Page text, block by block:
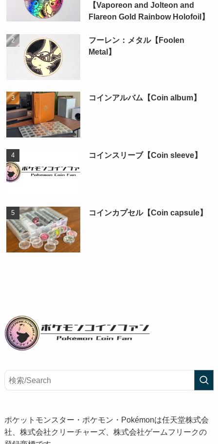
【Vaporeon and Jolteon and
Flareon Gold Rainbow Holofoil】
フーレン：メタル【Foolen
Metal】
コインアルバム【Coin album】
コインスリーブ【Coin sleeve】
コインカプセル【Coin capsule】
ポケットモンスター・ポケモン・Pokémonは任天堂株式会
社、株式会社クリーチャーズ、株式会社ゲームフリークの